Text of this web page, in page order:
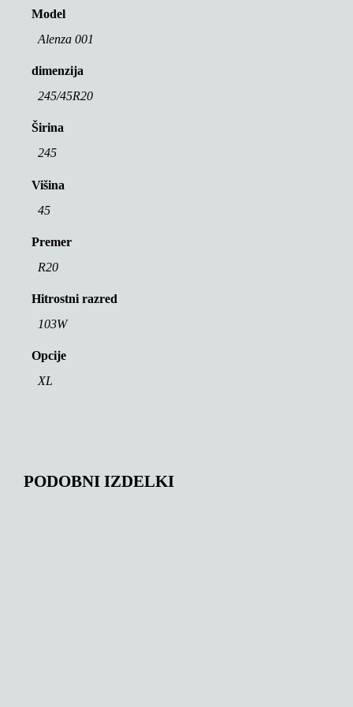
Model
Alenza 001
dimenzija
245/45R20
Širina
245
Višina
45
Premer
R20
Hitrostni razred
103W
Opcije
XL
PODOBNI IZDELKI